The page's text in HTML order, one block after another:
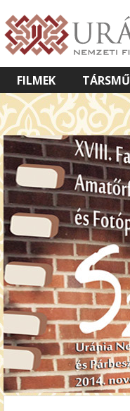
FILMEK
VETÍTETT KÉPES